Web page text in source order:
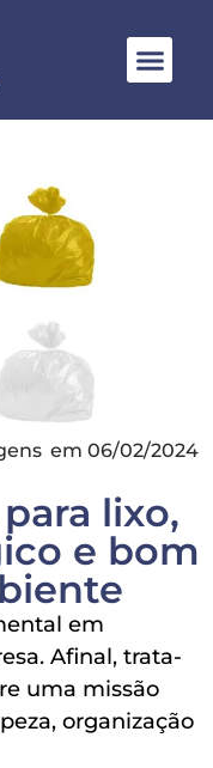
em 06/02/2024
lixo,
e bom
em
Afinal, trata-
uma missão
organização